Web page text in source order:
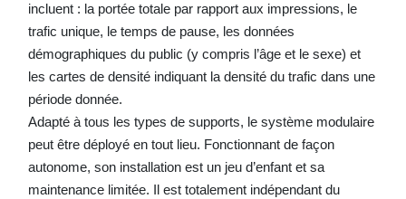
incluent : la portée totale par rapport aux impressions, le
trafic unique, le temps de pause, les données
démographiques du public (y compris l’âge et le sexe) et
les cartes de densité indiquant la densité du trafic dans une
période donnée.
Adapté à tous les types de supports, le système modulaire
peut être déployé en tout lieu. Fonctionnant de façon
autonome, son installation est un jeu d’enfant et sa
maintenance limitée. Il est totalement indépendant du